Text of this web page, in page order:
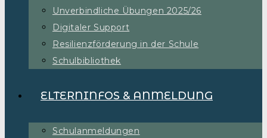
Unverbindliche Übungen 2025/26
Digitaler Support
Resilienzförderung in der Schule
Schulbibliothek
ELTERNINFOS & ANMELDUNG
Schulanmeldungen